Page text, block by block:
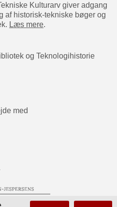
Kulturarv giver adgang
af historisk-tekniske bøger og
Læs mere.
og Teknologihistorie
med